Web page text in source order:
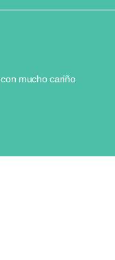
con mucho cariño